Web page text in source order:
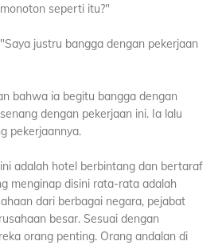
seperti itu?"
justru bangga dengan pekerjaan
bahwa ia begitu bangga dengan
dengan pekerjaan ini. Ia lalu
pekerjaannya.
adalah hotel berbintang dan bertaraf
menginap disini rata-rata adalah
dari berbagai negara, pejabat
besar. Sesuai dengan
orang penting. Orang andalan di